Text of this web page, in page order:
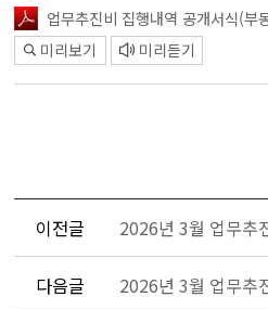
미리보기 미리듣기
이전글
다음글